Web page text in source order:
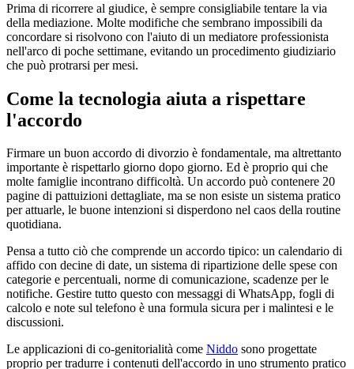
Prima di ricorrere al giudice, è sempre consigliabile tentare la via
della mediazione. Molte modifiche che sembrano impossibili da
concordare si risolvono con l'aiuto di un mediatore professionista
nell'arco di poche settimane, evitando un procedimento giudiziario
che può protrarsi per mesi.
Come la tecnologia aiuta a rispettare
l'accordo
Firmare un buon accordo di divorzio è fondamentale, ma altrettanto
importante è rispettarlo giorno dopo giorno. Ed è proprio qui che
molte famiglie incontrano difficoltà. Un accordo può contenere 20
pagine di pattuizioni dettagliate, ma se non esiste un sistema pratico
per attuarle, le buone intenzioni si disperdono nel caos della routine
quotidiana.
Pensa a tutto ciò che comprende un accordo tipico: un calendario di
affido con decine di date, un sistema di ripartizione delle spese con
categorie e percentuali, norme di comunicazione, scadenze per le
notifiche. Gestire tutto questo con messaggi di WhatsApp, fogli di
calcolo e note sul telefono è una formula sicura per i malintesi e le
discussioni.
Le applicazioni di co-genitorialità come Niddo sono progettate
proprio per tradurre i contenuti dell'accordo in uno strumento pratico